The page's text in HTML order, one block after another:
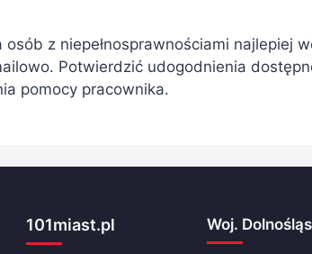
z niepełnosprawnościami najlepiej
Potwierdzić udogodnienia
pomocy pracownika.
101miast.pl Woj.